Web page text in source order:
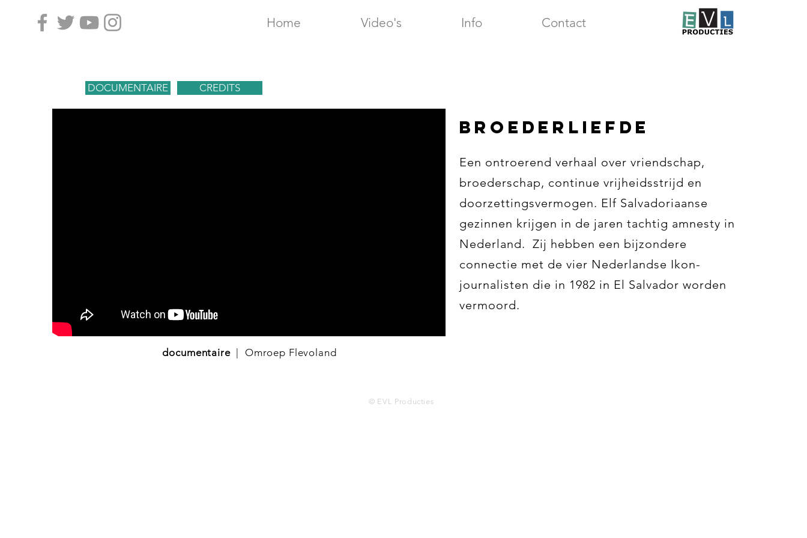
Home Video's Info Contact
DOCUMENTAIRE CREDITS
BROEDERLIEFDE
Een ontroerend verhaal over vriendschap,
broederschap, continue vrijheidsstrijd en
doorzettingsvermogen. Elf Salvadoriaanse
gezinnen krijgen in de jaren tachtig amnesty in
Nederland. Zij hebben een bijzondere
connectie met de vier Nederlandse Ikon-
journalisten die in 1982 in El Salvador worden
vermoord.
documentaire| Omroep Flevoland
© EVL Producties